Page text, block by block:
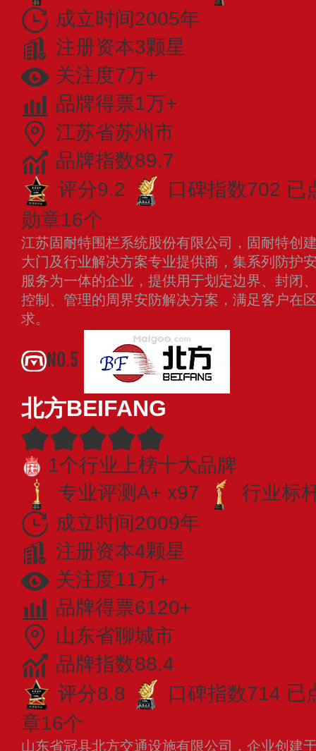
成立时间2005年
注册资本3颗星
关注度7万+
品牌得票1万+
江苏省苏州市
品牌指数89.7
评分9.2
口碑指数702 已
勋章16个
江苏固耐特围栏系统股份有限公司，固耐特创
大门及行业解决方案专业提供商，集系列防护
服务为一体的企业，提供用于划定边界、封闭
控制、管理的周界安防解决方案，满足客户在
求。
NO.5
北方BEIFANG
1个行业上榜十大品牌
专业评测A+ x97
行业标
成立时间2009年
注册资本4颗星
关注度11万+
品牌得票6120+
山东省聊城市
品牌指数88.4
评分8.8
口碑指数714 已
章16个
山东省冠县北方交通设施有限公司，企业创建